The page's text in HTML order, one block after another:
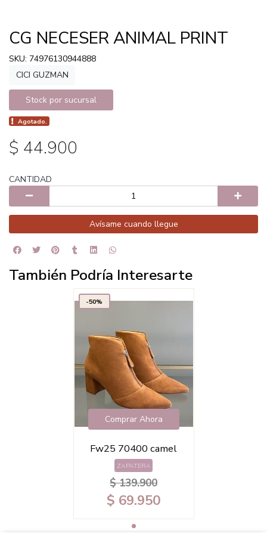
CG NECESER ANIMAL PRINT
SKU: 74976130944888
CICI GUZMAN
Stock por sucursal
Agotado.
$ 44.900
CANTIDAD
Avísame cuando llegue
También Podría Interesarte
-50%
Comprar Ahora
Fw25 70400 camel
ZAPATERA
$ 139.900
$ 69.950